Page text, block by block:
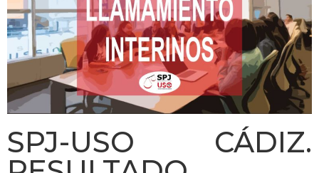
SPJ-USO CÁDIZ.